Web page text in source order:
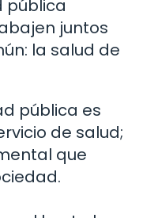
pública
juntos
la salud de
pública es
de salud;
que